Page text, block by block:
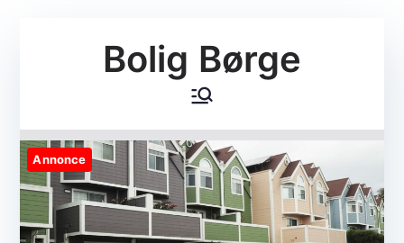
Bolig Børge
Annonce